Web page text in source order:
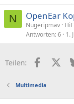
N OpenEar
Nugeripmav
Antworten 6 1.
Teilen: Facebook
X
Multimedia